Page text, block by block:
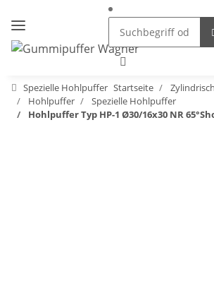
Spezielle Hohlpuffer Startseite
Hohlpuffer
Spezielle Hohlpuffer
Hohlpuffer Typ HP-1 Ø30/16x30 NR